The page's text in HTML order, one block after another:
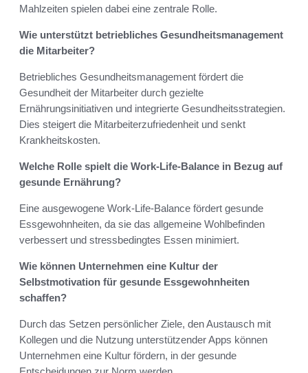
Mahlzeiten spielen dabei eine zentrale Rolle.
Wie unterstützt betriebliches Gesundheitsmanagement
die Mitarbeiter?
Betriebliches Gesundheitsmanagement fördert die
Gesundheit der Mitarbeiter durch gezielte
Ernährungsinitiativen und integrierte Gesundheitsstrategien.
Dies steigert die Mitarbeiterzufriedenheit und senkt
Krankheitskosten.
Welche Rolle spielt die Work-Life-Balance in Bezug auf
gesunde Ernährung?
Eine ausgewogene Work-Life-Balance fördert gesunde
Essgewohnheiten, da sie das allgemeine Wohlbefinden
verbessert und stressbedingtes Essen minimiert.
Wie können Unternehmen eine Kultur der
Selbstmotivation für gesunde Essgewohnheiten
schaffen?
Durch das Setzen persönlicher Ziele, den Austausch mit
Kollegen und die Nutzung unterstützender Apps können
Unternehmen eine Kultur fördern, in der gesunde